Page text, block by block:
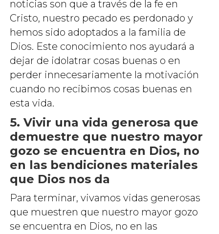
noticias son que a través de la fe en
Cristo, nuestro pecado es perdonado y
hemos sido adoptados a la familia de
Dios. Este conocimiento nos ayudará a
dejar de idolatrar cosas buenas o en
perder innecesariamente la motivación
cuando no recibimos cosas buenas en
esta vida.
5. Vivir una vida generosa que
demuestre que nuestro mayor
gozo se encuentra en Dios, no
en las bendiciones materiales
que Dios nos da
Para terminar, vivamos vidas generosas
que muestren que nuestro mayor gozo
se encuentra en Dios, no en las